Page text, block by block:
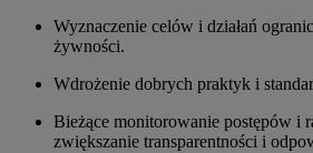
Wyznaczenie celów i działań
żywności.
Wdrożenie dobrych praktyk i
Bieżące monitorowanie postępów i
zwiększanie transparentności i